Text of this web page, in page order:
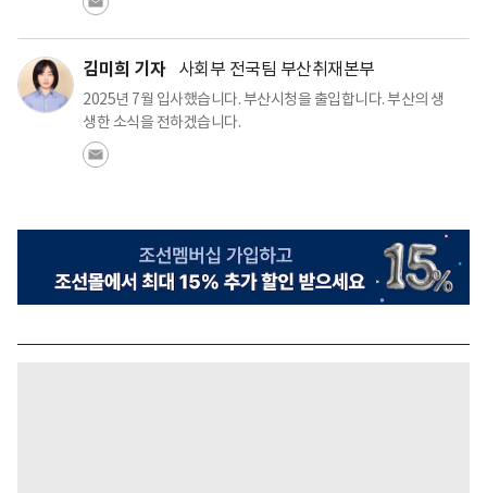
김미희 기자 사회부 전국팀 부산취재본부
2025년 7월 입사했습니다. 부산시청을 출입합니다. 부산의 생
생한 소식을 전하겠습니다.